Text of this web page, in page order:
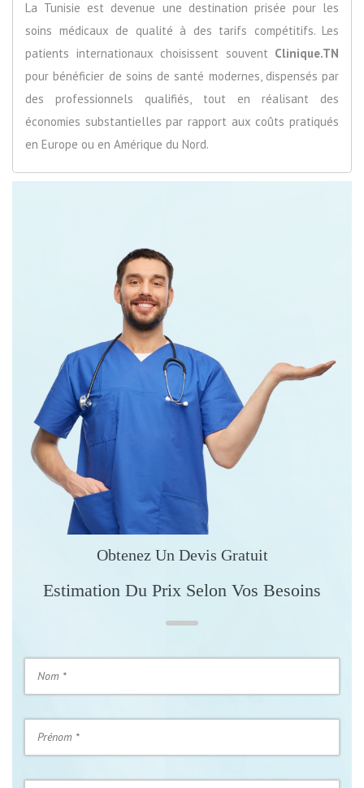
La Tunisie est devenue une destination prisée pour les
soins médicaux de qualité à des tarifs compétitifs. Les
patients internationaux choisissent souvent Clinique.TN
pour bénéficier de soins de santé modernes, dispensés par
des professionnels qualifiés, tout en réalisant des
économies substantielles par rapport aux coûts pratiqués
en Europe ou en Amérique du Nord.
Obtenez Un Devis Gratuit
Estimation Du Prix Selon Vos Besoins